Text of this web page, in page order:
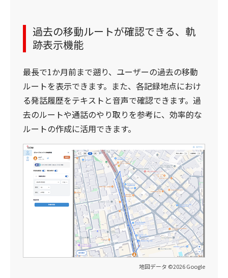
地図データ ©2026 Google
過去の移動ルートが確認できる、軌
跡表示機能
最長で1か月前まで遡り、ユーザーの過去の移動
ルートを表示できます。また、各記録地点におけ
る発話履歴をテキストと音声で確認できます。過
去のルートや通話のやり取りを参考に、効率的な
ルートの作成に活用できます。